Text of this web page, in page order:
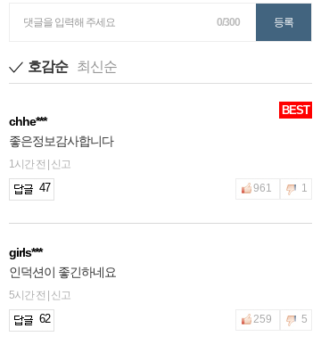
댓글을 입력해 주세요 0/300 등록
호감순 최신순
BEST
chhe***
좋은정보감사합니다
1시간 전 | 신고
47 961 1
girls***
인덕션이 좋긴하네요
5시간 전 | 신고
62 259 5